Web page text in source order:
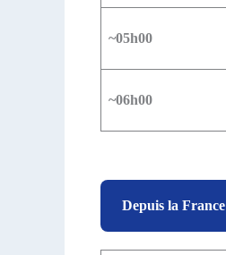
~05h00
~06h00
Depuis la